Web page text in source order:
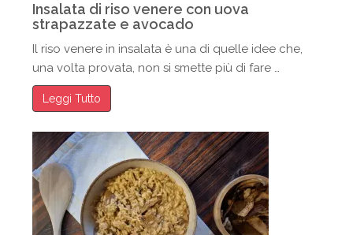
Insalata di riso venere con uova
strapazzate e avocado
Il riso venere in insalata è una di quelle idee che,
una volta provata, non si smette più di fare …
Leggi Tutto